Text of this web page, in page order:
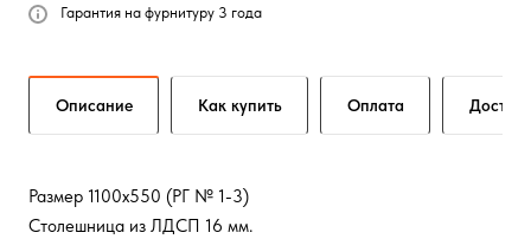
Гарантия на фурнитуру 3 года
Описание Как купить Оплата
Размер 1100х550 (РГ № 1-3)
Столешница из ЛДСП 16 мм.